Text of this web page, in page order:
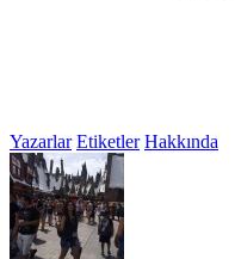
Yazarlar Etiketler Hakkında